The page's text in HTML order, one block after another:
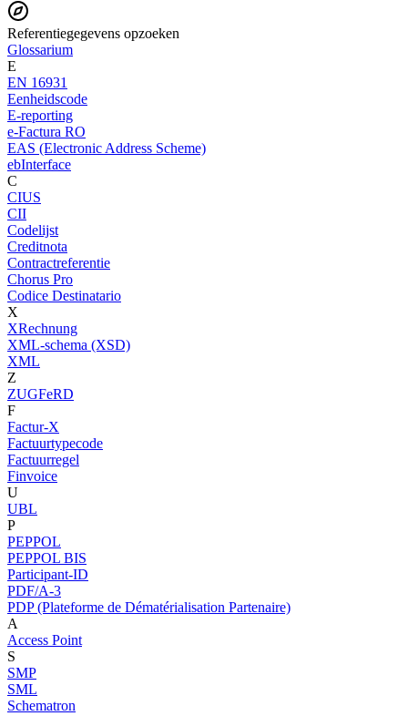
Referentiegegevens opzoeken
Glossarium
E
EN 16931
Eenheidscode
E-reporting
e-Factura RO
EAS (Electronic Address Scheme)
ebInterface
C
CIUS
CII
Codelijst
Creditnota
Contractreferentie
Chorus Pro
Codice Destinatario
X
XRechnung
XML-schema (XSD)
XML
Z
ZUGFeRD
F
Factur-X
Factuurtypecode
Factuurregel
Finvoice
U
UBL
P
PEPPOL
PEPPOL BIS
Participant-ID
PDF/A-3
PDP (Plateforme de Dématérialisation Partenaire)
A
Access Point
S
SMP
SML
Schematron